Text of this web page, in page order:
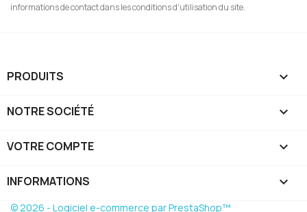
informations de contact dans les conditions d'utilisation du site.
PRODUITS 
NOTRE SOCIÉTÉ 
VOTRE COMPTE 
INFORMATIONS keyboard_arrow_down
© 2026 - Logiciel e-commerce par PrestaShop™